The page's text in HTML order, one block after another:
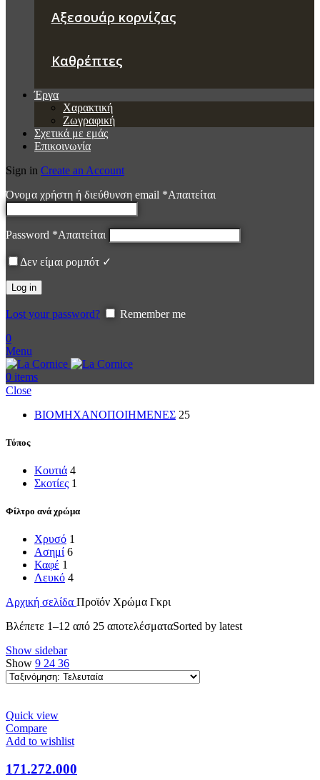
Αξεσουάρ κορνίζας
Καθρέπτες
Έργα
Χαρακτική
Ζωγραφική
Σχετικά με εμάς
Επικοινωνία
Sign in Create an Account
Όνομα χρήστη ή διεύθυνση email *Απαιτείται
Password *Απαιτείται
Δεν είμαι ρομπότ ✓
Log in
Lost your password?
Remember me
0
Menu
0 items
Close
ΒΙΟΜΗΧΑΝΟΠΟΙΗΜΕΝΕΣ 25
Τύπος
Κουτιά 4
Σκοτίες 1
Φίλτρο ανά χρώμα
Χρυσό 1
Ασημί 6
Καφέ 1
Λευκό 4
Αρχική σελίδα Προϊόν Χρώμα Γκρι
Βλέπετε 1–12 από 25 αποτελέσματαSorted by latest
Show sidebar
Show 9 24 36
Quick view
Compare
Add to wishlist
171.272.000